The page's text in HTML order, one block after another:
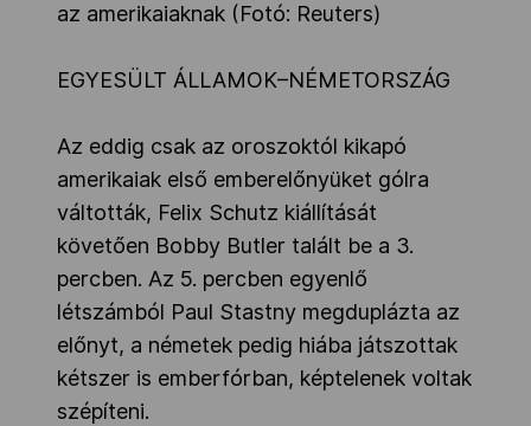
az amerikaiaknak (Fotó: Reuters)
EGYESÜLT ÁLLAMOK–NÉMETORSZÁG
Az eddig csak az oroszoktól kikapó
amerikaiak első emberelőnyüket gólra
váltották, Felix Schutz kiállítását
követően Bobby Butler talált be a 3.
percben. Az 5. percben egyenlő
létszámból Paul Stastny megduplázta az
előnyt, a németek pedig hiába játszottak
kétszer is emberfórban, képtelenek voltak
szépíteni.